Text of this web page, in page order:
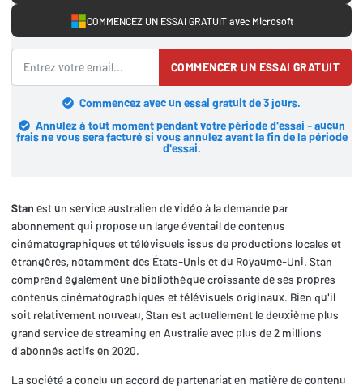
COMMENCEZ UN ESSAI GRATUIT avec Microsoft
COMMENCER UN ESSAI GRATUIT
Commencez avec un essai gratuit de 3 jours.
Annulez à tout moment pendant votre période d'essai - aucun
frais ne vous sera facturé si vous annulez avant la fin de la période
d'essai.
Stan est un service australien de vidéo à la demande par
abonnement qui propose un large éventail de contenus
cinématographiques et télévisuels issus de productions locales et
étrangères, notamment des États-Unis et du Royaume-Uni. Stan
comprend également une bibliothèque croissante de ses propres
contenus cinématographiques et télévisuels originaux. Bien qu'il
soit relativement nouveau, Stan est actuellement le deuxième plus
grand service de streaming en Australie avec plus de 2 millions
d'abonnés actifs en 2020.
La société a conclu un accord de partenariat en matière de contenu